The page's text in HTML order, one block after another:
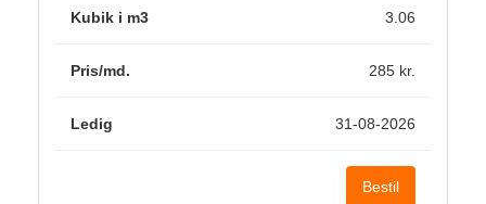
3.06
285 kr.
31-08-2026
Bestil